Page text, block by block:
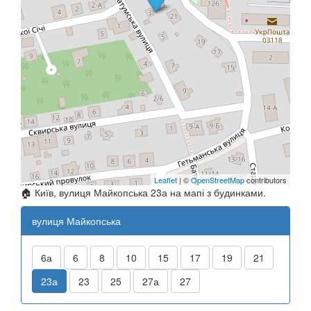
Leaflet | ©OpenStreetMapcontributors
🏠 Київ, вулиця Майкопська 23а на мапі з будинками.
вулиця Майкопська
6а 6 8 10 15 17 19
21
23а
23 25 27а 27